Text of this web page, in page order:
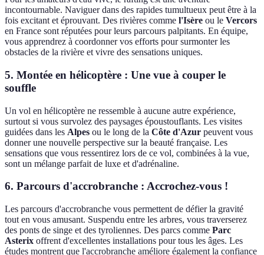
incontournable. Naviguer dans des rapides tumultueux peut être à la
fois excitant et éprouvant. Des rivières comme l'Isère ou le Vercors
en France sont réputées pour leurs parcours palpitants. En équipe,
vous apprendrez à coordonner vos efforts pour surmonter les
obstacles de la rivière et vivre des sensations uniques.
5. Montée en hélicoptère : Une vue à couper le
souffle
Un vol en hélicoptère ne ressemble à aucune autre expérience,
surtout si vous survolez des paysages époustouflants. Les visites
guidées dans les Alpes ou le long de la Côte d'Azur peuvent vous
donner une nouvelle perspective sur la beauté française. Les
sensations que vous ressentirez lors de ce vol, combinées à la vue,
sont un mélange parfait de luxe et d'adrénaline.
6. Parcours d'accrobranche : Accrochez-vous !
Les parcours d'accrobranche vous permettent de défier la gravité
tout en vous amusant. Suspendu entre les arbres, vous traverserez
des ponts de singe et des tyroliennes. Des parcs comme Parc
Asterix offrent d'excellentes installations pour tous les âges. Les
études montrent que l'accrobranche améliore également la confiance